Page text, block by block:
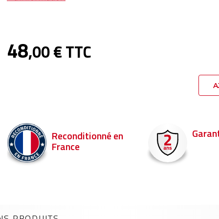
48,00 € TTC
Garantie 2 ans Livraison en
Commandez
pour être livré